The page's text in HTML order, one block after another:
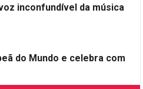
inconfundível da música
do Mundo e celebra com